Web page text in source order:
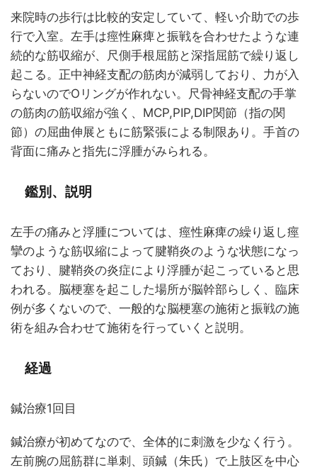
来院時の歩行は比較的安定していて、軽い介助での歩
行で入室。左手は痙性麻痺と振戦を合わせたような連
続的な筋収縮が、尺側手根屈筋と深指屈筋で繰り返し
起こる。正中神経支配の筋肉が減弱しており、力が入
らないのでOリングが作れない。尺骨神経支配の手掌
の筋肉の筋収縮が強く、MCP,PIP,DIP関節（指の関
節）の屈曲伸展ともに筋緊張による制限あり。手首の
背面に痛みと指先に浮腫がみられる。
鑑別、説明
左手の痛みと浮腫については、痙性麻痺の繰り返し痙
攣のような筋収縮によって腱鞘炎のような状態になっ
ており、腱鞘炎の炎症により浮腫が起こっていると思
われる。脳梗塞を起こした場所が脳幹部らしく、臨床
例が多くないので、一般的な脳梗塞の施術と振戦の施
術を組み合わせて施術を行っていくと説明。
経過
鍼治療1回目
鍼治療が初めてなので、全体的に刺激を少なく行う。
左前腕の屈筋群に単刺、頭鍼（朱氏）で上肢区を中心